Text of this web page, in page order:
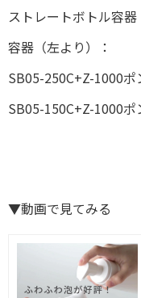
ストレートボトル容器
容器（左より）：
SB05-250C+Z-1000ポ
SB05-150C+Z-1000ポ
▼動画で見てみる